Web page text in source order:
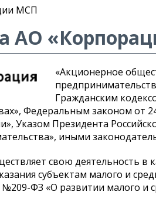
МСП
АО
«Акционерное
Гражданским
Федеральным законом от
Указом Президента
иными
свою деятельность в
субъектам малого и
№209-ФЗ «О развитии малого и